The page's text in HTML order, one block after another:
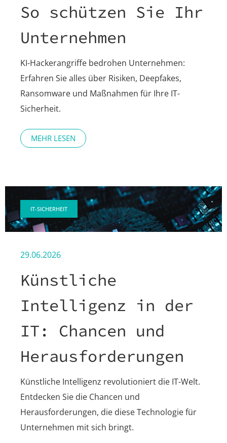
So schützen Sie Ihr
Unternehmen
KI-Hackerangriffe bedrohen Unternehmen:
Erfahren Sie alles über Risiken, Deepfakes,
Ransomware und Maßnahmen für Ihre IT-
Sicherheit.
MEHR LESEN
IT-SICHERHEIT
29.06.2026
Künstliche
Intelligenz in der
IT: Chancen und
Herausforderungen
Künstliche Intelligenz revolutioniert die IT-Welt.
Entdecken Sie die Chancen und
Herausforderungen, die diese Technologie für
Unternehmen mit sich bringt.